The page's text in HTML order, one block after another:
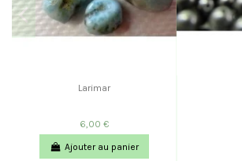
Larimar
6,00 €
Ajouter au panier